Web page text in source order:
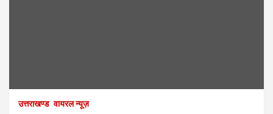
उत्तराखण्ड वायरल न्यूज़